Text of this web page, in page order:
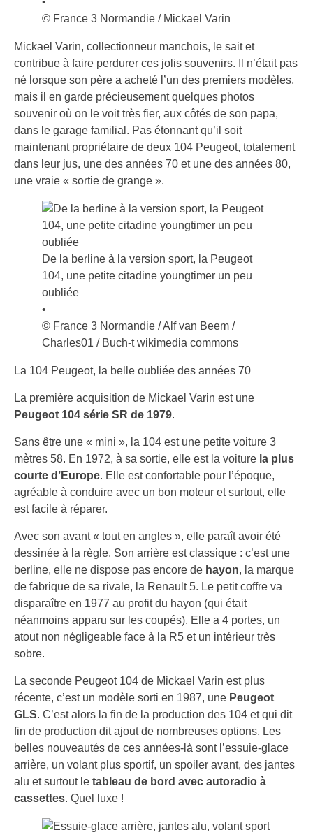
© France 3 Normandie / Mickael Varin
Mickael Varin, collectionneur manchois, le sait et
contribue à faire perdurer ces jolis souvenirs. Il n’était pas
né lorsque son père a acheté l’un des premiers modèles,
mais il en garde précieusement quelques photos
souvenir où on le voit très fier, aux côtés de son papa,
dans le garage familial. Pas étonnant qu’il soit
maintenant propriétaire de deux 104 Peugeot, totalement
dans leur jus, une des années 70 et une des années 80,
une vraie « sortie de grange ».
De la berline à la version sport, la Peugeot
104, une petite citadine youngtimer un peu
oubliée
•
© France 3 Normandie / Alf van Beem /
Charles01 / Buch-t wikimedia commons
La 104 Peugeot, la belle oubliée des années 70
La première acquisition de Mickael Varin est une
Peugeot 104 série SR de 1979.
Sans être une « mini », la 104 est une petite voiture 3
mètres 58. En 1972, à sa sortie, elle est la voiture la plus
courte d’Europe. Elle est confortable pour l’époque,
agréable à conduire avec un bon moteur et surtout, elle
est facile à réparer.
Avec son avant « tout en angles », elle paraît avoir été
dessinée à la règle. Son arrière est classique : c’est une
berline, elle ne dispose pas encore de hayon, la marque
de fabrique de sa rivale, la Renault 5. Le petit coffre va
disparaître en 1977 au profit du hayon (qui était
néanmoins apparu sur les coupés). Elle a 4 portes, un
atout non négligeable face à la R5 et un intérieur très
sobre.
La seconde Peugeot 104 de Mickael Varin est plus
récente, c’est un modèle sorti en 1987, une Peugeot
GLS. C’est alors la fin de la production des 104 et qui dit
fin de production dit ajout de nombreuses options. Les
belles nouveautés de ces années-là sont l’essuie-glace
arrière, un volant plus sportif, un spoiler avant, des jantes
alu et surtout le tableau de bord avec autoradio à
cassettes. Quel luxe !